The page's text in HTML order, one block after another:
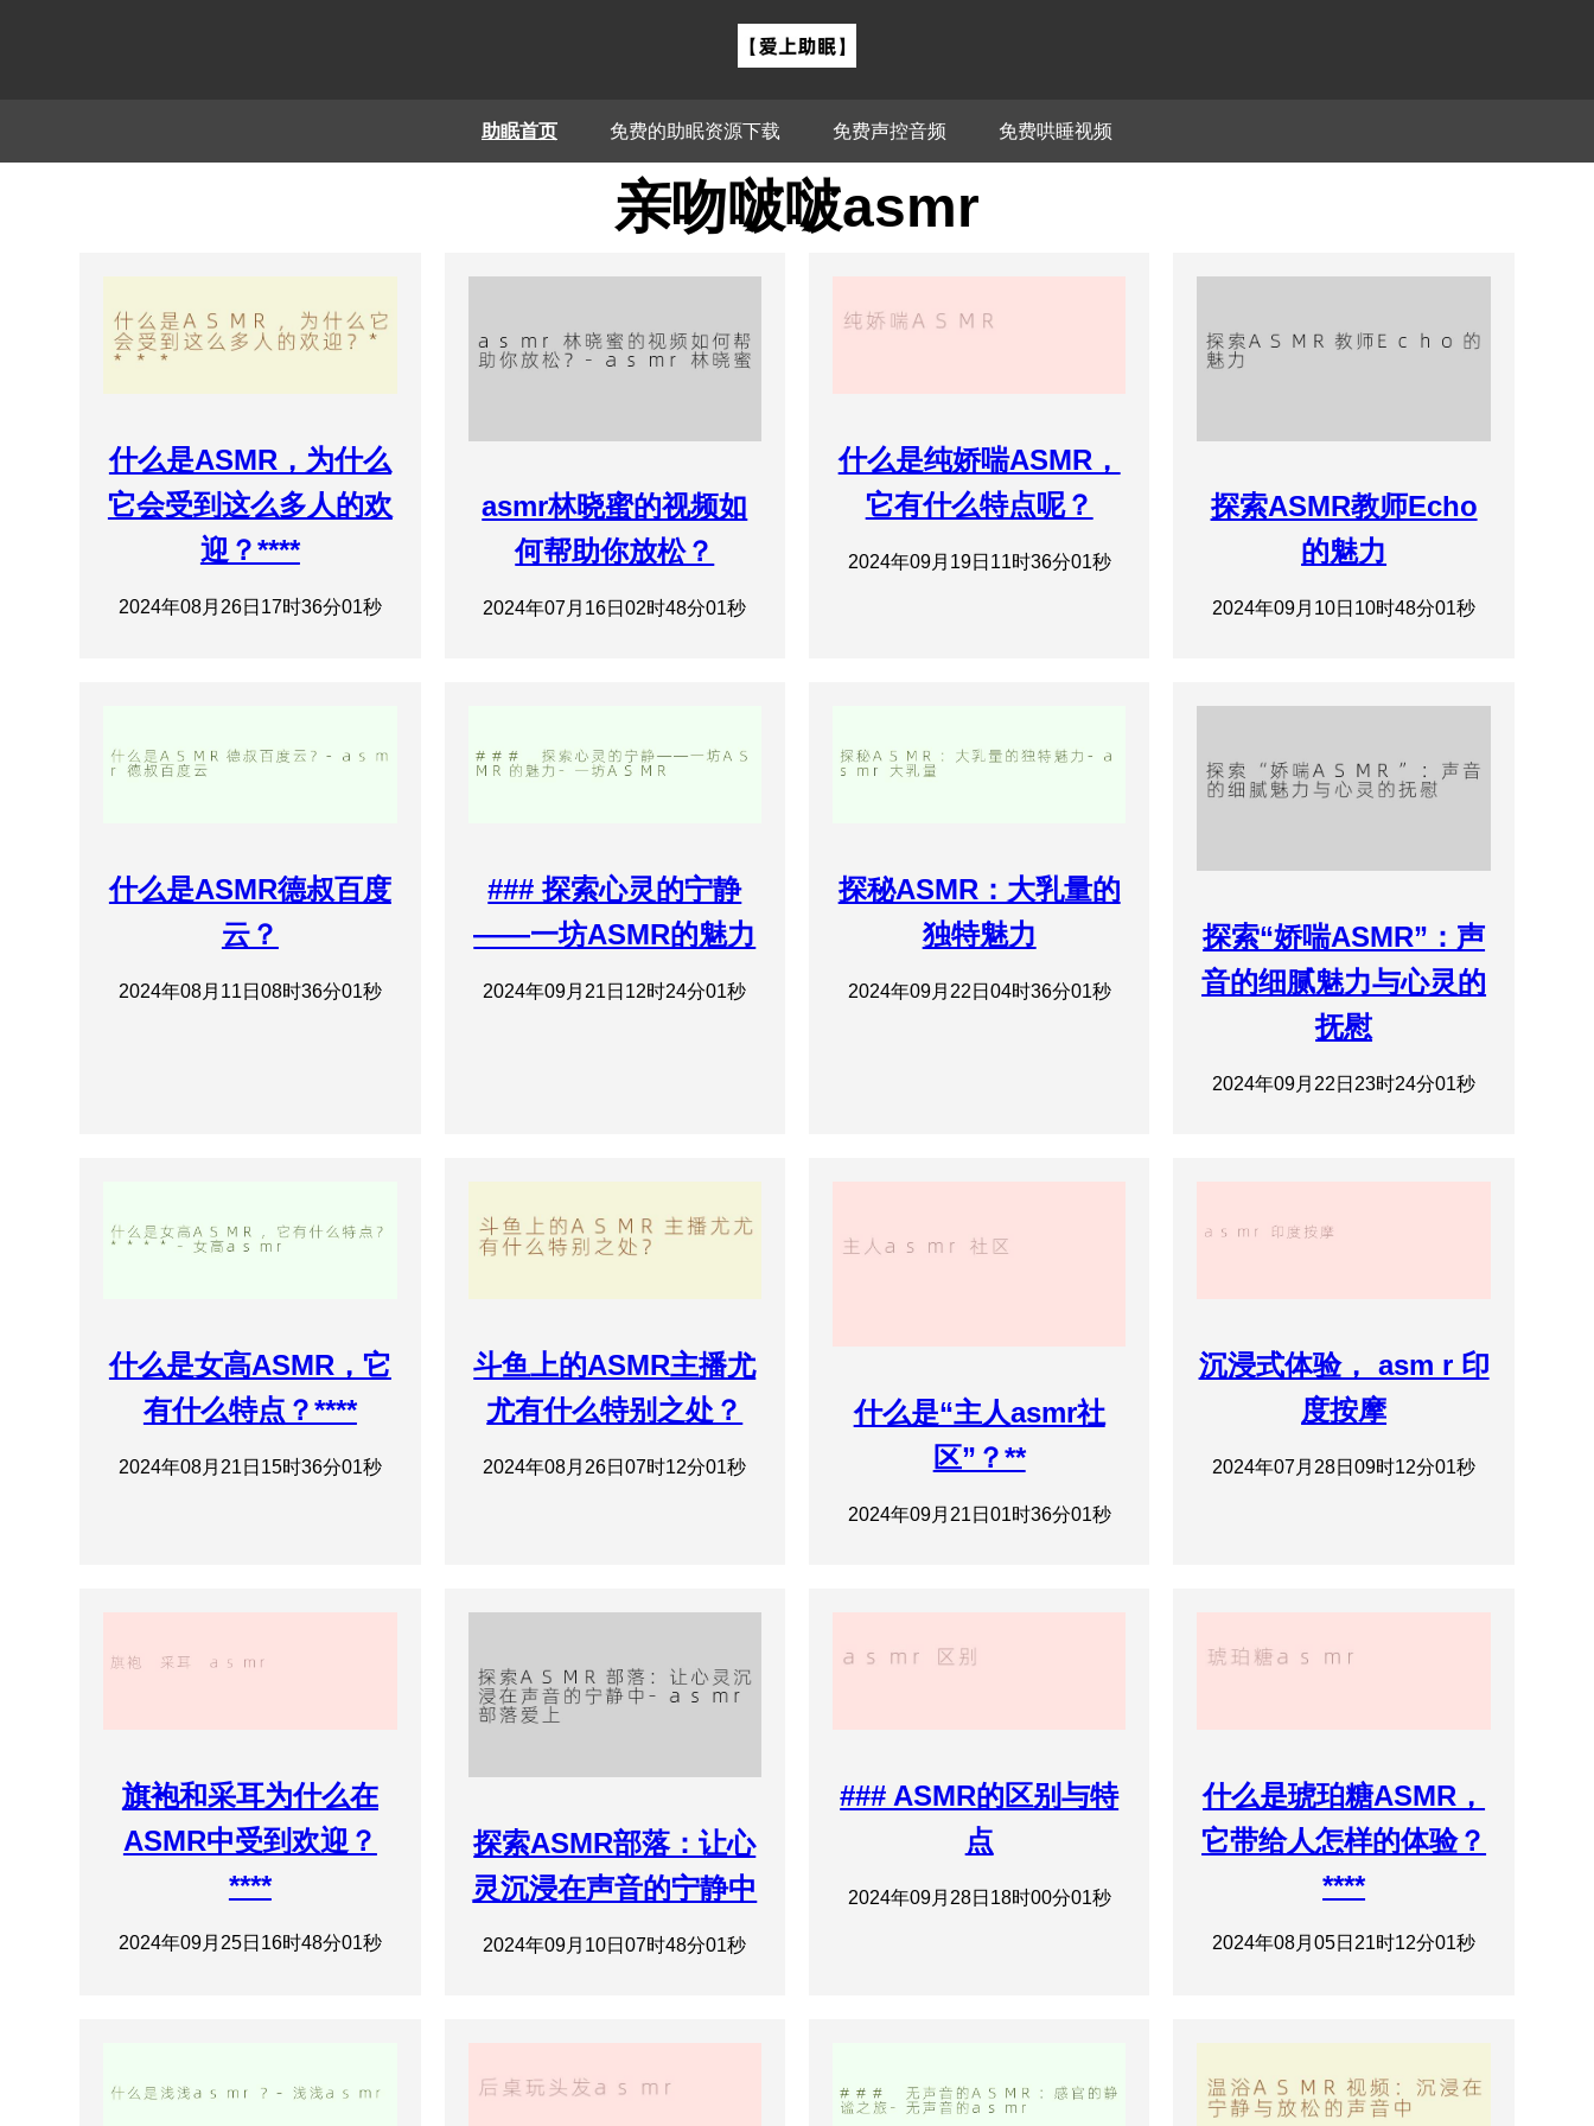
助眠首页 免费的助眠资源下载 免费声控音频 免费哄睡视频
亲吻啵啵asmr
什么是ASMR，为什么
它会受到这么多人的欢
迎？****
2024年08月26日17时36分01秒
asmr林晓蜜的视频如
何帮助你放松？
2024年07月16日02时48分01秒
什么是纯娇喘ASMR，
它有什么特点呢？
2024年09月19日11时36分01秒
探索ASMR教师Echo
的魅力
2024年09月10日10时48分01秒
什么是ASMR德叔百度
云？
2024年08月11日08时36分01秒
### 探索心灵的宁静
——一坊ASMR的魅力
2024年09月21日12时24分01秒
探秘ASMR：大乳量的
独特魅力
2024年09月22日04时36分01秒
探索“娇喘ASMR”：声
音的细腻魅力与心灵的
抚慰
2024年09月22日23时24分01秒
什么是女高ASMR，它
有什么特点？****
2024年08月21日15时36分01秒
斗鱼上的ASMR主播尤
尤有什么特别之处？
2024年08月26日07时12分01秒
什么是“主人asmr社
区”？**
2024年09月21日01时36分01秒
沉浸式体验， asm r 印
度按摩
2024年07月28日09时12分01秒
旗袍和采耳为什么在
ASMR中受到欢迎？
****
2024年09月25日16时48分01秒
探索ASMR部落：让心
灵沉浸在声音的宁静中
2024年09月10日07时48分01秒
### ASMR的区别与特
点
2024年09月28日18时00分01秒
什么是琥珀糖ASMR，
它带给人怎样的体验？
****
2024年08月05日21时12分01秒